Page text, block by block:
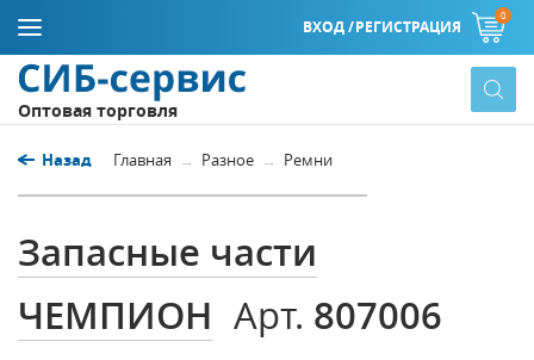
ВХОД /РЕГИСТРАЦИЯ
0
Оптовая торговля
Назад Главная Разное Ремни
Запасные части
ЧЕМПИОН Арт. 807006